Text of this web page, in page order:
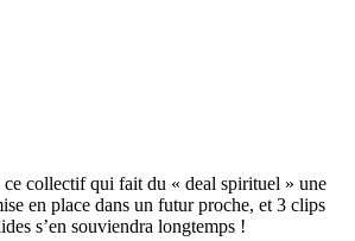
ce collectif qui fait du « deal spirituel » une
en place dans un futur proche, et 3 clips
s’en souviendra longtemps !